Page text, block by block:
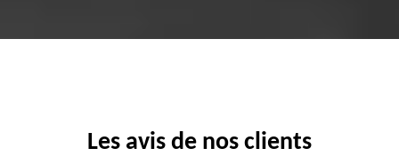
Les avis de nos clients